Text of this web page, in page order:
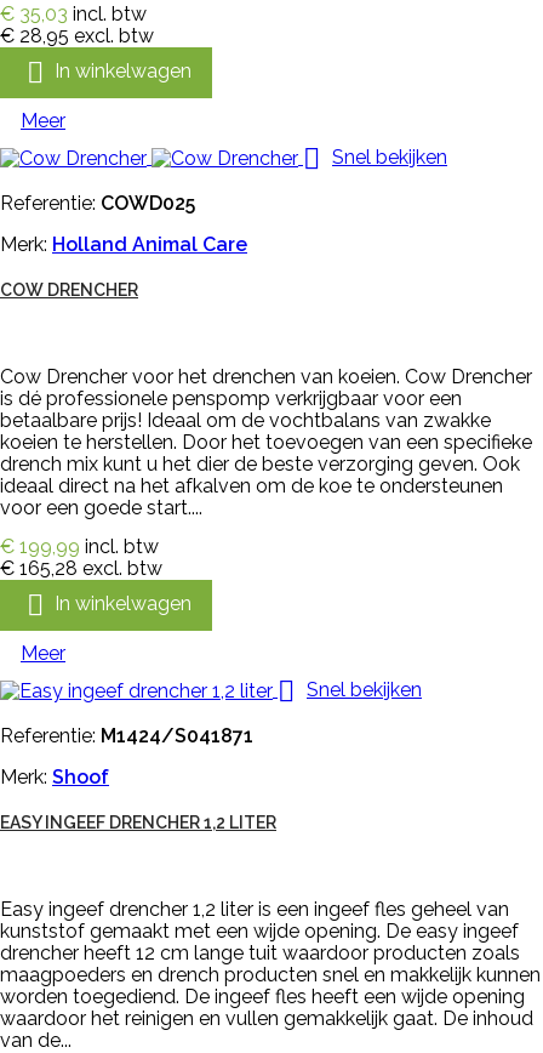
€ 35,03 incl. btw
€ 28,95 excl. btw
 In winkelwagen
Meer
 Snel bekijken
Referentie: COWD025
Merk: Holland Animal Care
COW DRENCHER
Cow Drencher voor het drenchen van koeien. Cow Drencher
is dé professionele penspomp verkrijgbaar voor een
betaalbare prijs! Ideaal om de vochtbalans van zwakke
koeien te herstellen. Door het toevoegen van een specifieke
drench mix kunt u het dier de beste verzorging geven. Ook
ideaal direct na het afkalven om de koe te ondersteunen
voor een goede start....
€ 199,99 incl. btw
€ 165,28 excl. btw
 In winkelwagen
Meer
 Snel bekijken
Referentie: M1424/S041871
Merk: Shoof
EASY INGEEF DRENCHER 1,2 LITER
Easy ingeef drencher 1,2 liter is een ingeef fles geheel van
kunststof gemaakt met een wijde opening. De easy ingeef
drencher heeft 12 cm lange tuit waardoor producten zoals
maagpoeders en drench producten snel en makkelijk kunnen
worden toegediend. De ingeef fles heeft een wijde opening
waardoor het reinigen en vullen gemakkelijk gaat. De inhoud
van de...